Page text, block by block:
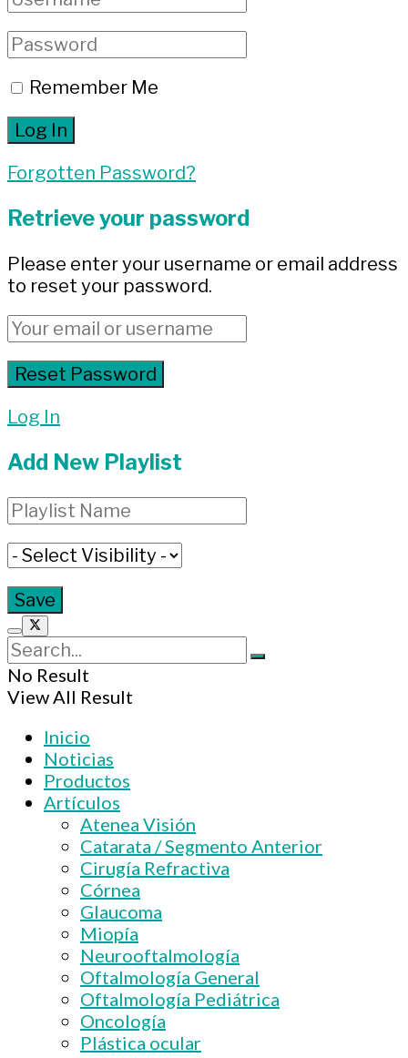
Remember Me
Forgotten Password?
Retrieve your password
Please enter your username or email address
to reset your password.
Log In
Add New Playlist
No Result
View All Result
Inicio
Noticias
Productos
Artículos
Atenea Visión
Catarata / Segmento Anterior
Cirugía Refractiva
Córnea
Glaucoma
Miopía
Neurooftalmología
Oftalmología General
Oftalmología Pediátrica
Oncología
Plástica ocular